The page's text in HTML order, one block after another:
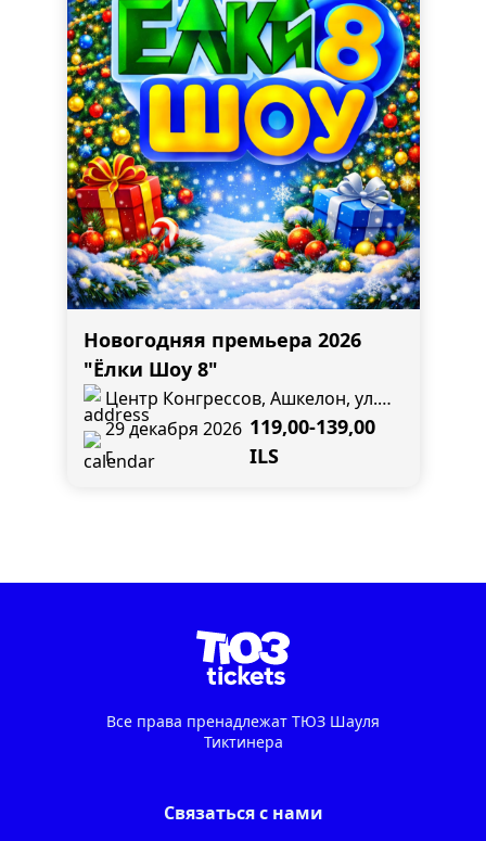
Новогодняя премьера 2026
"Ёлки Шоу 8"
Центр Конгрессов, Ашкелон, ул.
Бен Цви 12 , угол ул. Эли Коен
29 декабря 2026
г.
119,00-139,00
ILS
Все права пренадлежат ТЮЗ Шауля
Тиктинера
Связаться с нами